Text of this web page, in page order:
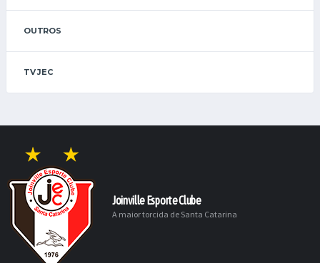
OUTROS
TV JEC
Joinville Esporte Clube
A maior torcida de Santa Catarina